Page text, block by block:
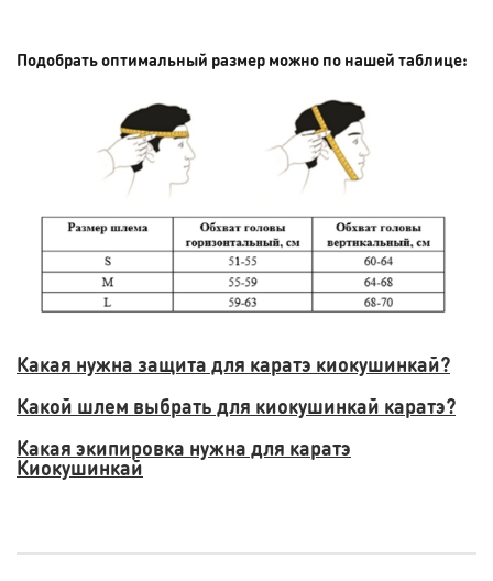
Подобрать оптимальный размер можно по нашей таблице:
Какая нужна защита для каратэ киокушинкай?
Какой шлем выбрать для киокушинкай каратэ?
Какая экипировка нужна для каратэ
Киокушинкай